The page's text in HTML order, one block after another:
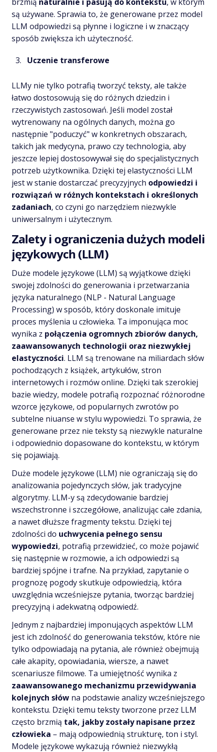
są używane. Sprawia to, że generowane przez model
LLM odpowiedzi są płynne i logiczne i w znaczący
sposób zwiększa ich użyteczność.
Uczenie transferowe
LLMy nie tylko potrafią tworzyć teksty, ale także
łatwo dostosowują się do różnych dziedzin i
rzeczywistych zastosowań. Jeśli model został
wytrenowany na ogólnych danych, można go
następnie "poduczyć" w konkretnych obszarach,
takich jak medycyna, prawo czy technologia, aby
jeszcze lepiej dostosowywał się do specjalistycznych
potrzeb użytkownika. Dzięki tej elastyczności LLM
jest w stanie dostarczać precyzyjnych odpowiedzi i
rozwiązań w różnych kontekstach i określonych
zadaniach, co czyni go narzędziem niezwykle
uniwersalnym i użytecznym.
Zalety i ograniczenia dużych modeli
językowych (LLM)
Duże modele językowe (LLM) są wyjątkowe dzięki
swojej zdolności do generowania i przetwarzania
języka naturalnego (NLP - Natural Language
Processing) w sposób, który doskonale imituje
proces myślenia u człowieka. Ta imponująca moc
wynika z połączenia ogromnych zbiorów danych,
zaawansowanych technologii oraz niezwykłej
elastyczności. LLM są trenowane na miliardach słów
pochodzących z książek, artykułów, stron
internetowych i rozmów online. Dzięki tak szerokiej
bazie wiedzy, modele potrafią rozpoznać różnorodne
wzorce językowe, od popularnych zwrotów po
subtelne niuanse w stylu wypowiedzi. To sprawia, że
generowane przez nie teksty są niezwykle naturalne
i odpowiednio dopasowane do kontekstu, w którym
się pojawiają.
Duże modele językowe (LLM) nie ograniczają się do
analizowania pojedynczych słów, jak tradycyjne
algorytmy. LLM-y są zdecydowanie bardziej
wszechstronne i szczegółowe, analizując całe zdania,
a nawet dłuższe fragmenty tekstu. Dzięki tej
zdolności do uchwycenia pełnego sensu
wypowiedzi, potrafią przewidzieć, co może pojawić
się następnie w rozmowie, a ich odpowiedzi są
bardziej spójne i trafne. Na przykład, zapytanie o
prognozę pogody skutkuje odpowiedzią, która
uwzględnia wcześniejsze pytania, tworząc bardziej
precyzyjną i adekwatną odpowiedź.
Jednym z najbardziej imponujących aspektów LLM
jest ich zdolność do generowania tekstów, które nie
tylko odpowiadają na pytania, ale również obejmują
całe akapity, opowiadania, wiersze, a nawet
scenariusze filmowe. Ta umiejętność wynika z
zaawansowanego mechanizmu przewidywania
kolejnych słów na podstawie analizy wcześniejszego
kontekstu. Dzięki temu teksty tworzone przez LLM
często brzmią tak, jakby zostały napisane przez
człowieka – mają odpowiednią strukturę, ton i styl.
Modele językowe wykazują również niezwykłą